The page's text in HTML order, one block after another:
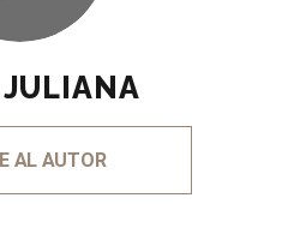
AL AUTOR